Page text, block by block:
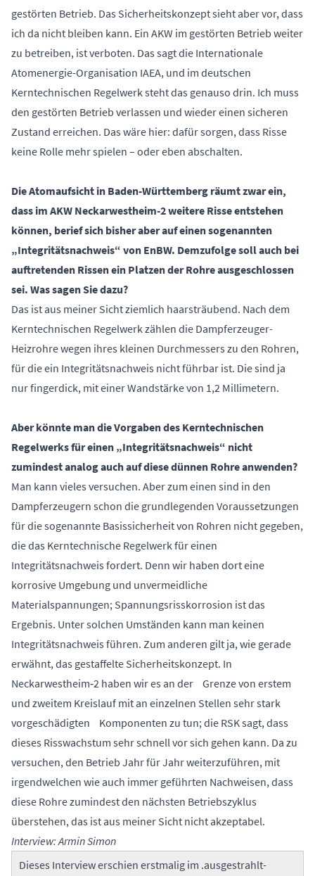
gestörten Betrieb. Das Sicherheitskonzept sieht aber vor, dass
ich da nicht bleiben kann. Ein AKW im gestörten Betrieb weiter
zu betreiben, ist verboten. Das sagt die Internationale
Atomenergie-Organisation IAEA, und im deutschen
Kerntechnischen Regelwerk steht das genauso drin. Ich muss
den gestörten Betrieb verlassen und wieder einen sicheren
Zustand erreichen. Das wäre hier: dafür sorgen, dass Risse
keine Rolle mehr spielen – oder eben abschalten.
Die Atomaufsicht in Baden-Württemberg räumt zwar ein,
dass im AKW Neckarwestheim‑2 weitere Risse entstehen
können, berief sich bisher aber auf einen sogenannten
„Integritätsnachweis“ von EnBW. Demzufolge soll auch bei
auftretenden Rissen ein Platzen der Rohre ausgeschlossen
sei. Was sagen Sie dazu?
Das ist aus meiner Sicht ziemlich haarsträubend. Nach dem
Kerntechnischen Regelwerk zählen die Dampferzeuger-
Heizrohre wegen ihres kleinen Durchmessers zu den Rohren,
für die ein Integritätsnachweis nicht führbar ist. Die sind ja
nur fingerdick, mit einer Wandstärke von 1,2 Millimetern.
Aber könnte man die Vorgaben des Kerntechnischen
Regelwerks für einen „Integritätsnachweis“ nicht
zumindest analog auch auf diese dünnen Rohre anwenden?
Man kann vieles versuchen. Aber zum einen sind in den
Dampferzeugern schon die grundlegenden Voraussetzungen
für die sogenannte Basissicherheit von Rohren nicht gegeben,
die das Kerntechnische Regelwerk für einen
Integritätsnachweis fordert. Denn wir haben dort eine
korrosive Umgebung und unvermeidliche
Materialspannungen; Spannungsrisskorrosion ist das
Ergebnis. Unter solchen Umständen kann man keinen
Integritätsnachweis führen. Zum anderen gilt ja, wie gerade
erwähnt, das gestaffelte Sicherheitskonzept. In
Neckarwestheim‑2 haben wir es an der Grenze von erstem
und zweitem Kreislauf mit an einzelnen Stellen sehr stark
vorgeschädigten Komponenten zu tun; die RSK sagt, dass
dieses Risswachstum sehr schnell vor sich gehen kann. Da zu
versuchen, den Betrieb Jahr für Jahr weiterzuführen, mit
irgendwelchen wie auch immer geführten Nachweisen, dass
diese Rohre zumindest den nächsten Betriebszyklus
überstehen, das ist aus meiner Sicht nicht akzeptabel.
Interview: Armin Simon
Dieses Interview erschien erstmalig im .ausgestrahlt-